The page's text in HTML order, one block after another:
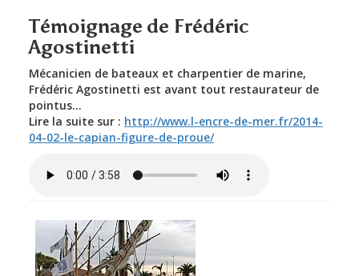
Témoignage de Frédéric
Agostinetti
Mécanicien de bateaux et charpentier de marine,
Frédéric Agostinetti est avant tout restaurateur de
pointus...
Lire la suite sur : http://www.l-encre-de-mer.fr/2014-
04-02-le-capian-figure-de-proue/
Restauration-pointus-